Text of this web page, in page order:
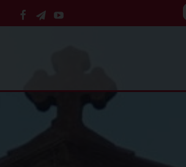
facebook
telegram
YouTube